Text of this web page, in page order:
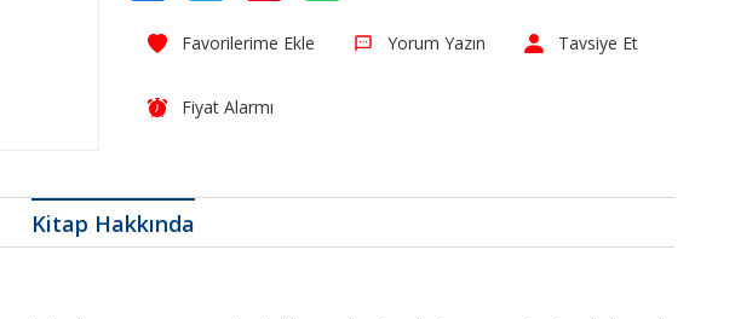
Yorum Yazın Tavsiye Et
Fiyat Alarmı
Kitap Hakkında